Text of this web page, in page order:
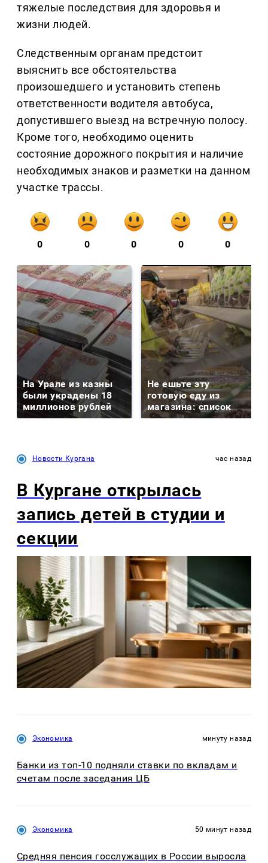
тяжелые последствия для здоровья и
жизни людей.
Следственным органам предстоит
выяснить все обстоятельства
произошедшего и установить степень
ответственности водителя автобуса,
допустившего выезд на встречную полосу.
Кроме того, необходимо оценить
состояние дорожного покрытия и наличие
необходимых знаков и разметки на данном
участке трассы.
0 0 0 0 0
На Урале из казны
были украдены 18
миллионов рублей
Не ешьте эту
готовую еду из
магазина: список
Новости Кургана час назад
В Кургане открылась
запись детей в студии и
секции
Экономика минуту назад
Банки из топ-10 подняли ставки по вкладам и
счетам после заседания ЦБ
Экономика 50 минут назад
Средняя пенсия госслужащих в России выросла